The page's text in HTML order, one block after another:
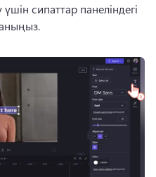
сипаттар панеліндегі